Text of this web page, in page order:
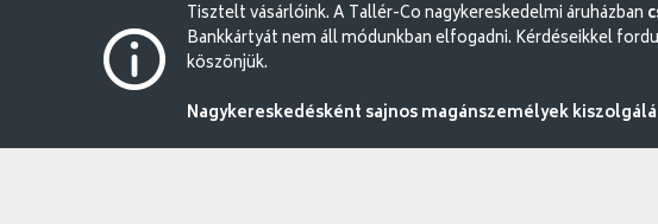
Tisztelt vásárlóink. A Tallér-Co nagykereskedelmi áruházban
Bankkártyát nem áll módunkban elfogadni. Kérdéseikkel
köszönjük.
Nagykereskedésként sajnos magánszemélyek